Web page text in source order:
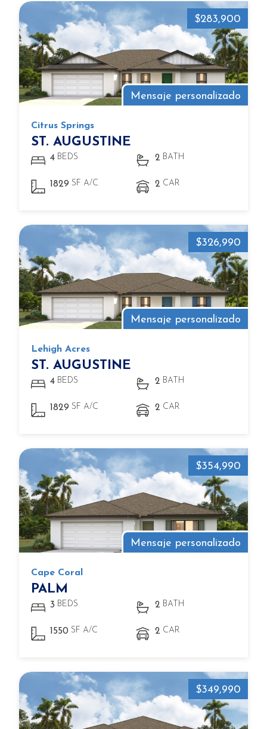
Mensaje personalizado
$283,900
Citrus Springs
ST. AUGUSTINE
4 BEDS 2 BATH
1829 SF A/C 2 CAR
Mensaje personalizado
$326,990
Lehigh Acres
ST. AUGUSTINE
4 BEDS 2 BATH
1829 SF A/C 2 CAR
Mensaje personalizado
$354,990
Cape Coral
PALM
3 BEDS 2 BATH
1550 SF A/C 2 CAR
$349,990